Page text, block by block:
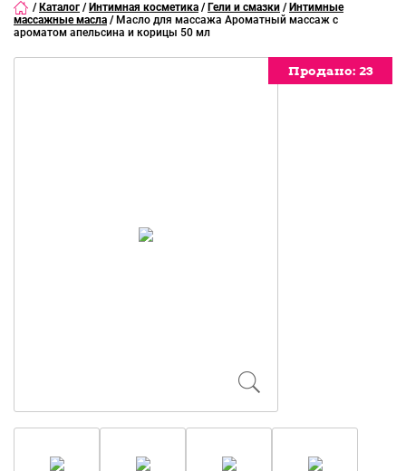
/ Каталог / Интимная косметика / Гели и смазки / Интимные
массажные масла / Масло для массажа Ароматный массаж с
ароматом апельсина и корицы 50 мл
Продано: 23
Продано: 23
Продано: 23
Продано: 23
Продано: 23
Продано: 23
Продано: 23
Продано: 23
Продано: 23
Продано: 23
Продано: 23